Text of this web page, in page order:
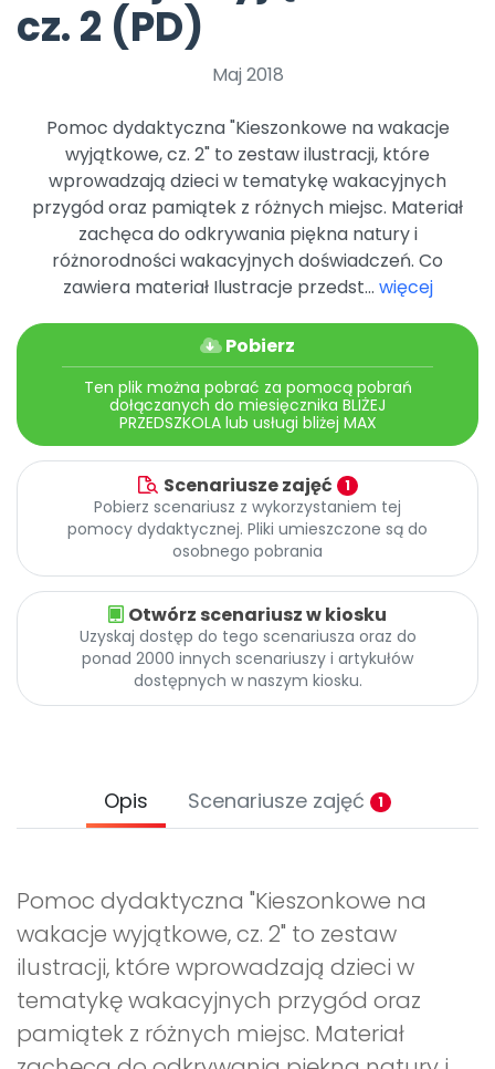
Archiwalne numery
Promocje
cz. 2 (PD)
Maj 2018
Pomoc dydaktyczna "Kieszonkowe na wakacje
wyjątkowe, cz. 2" to zestaw ilustracji, które
wprowadzają dzieci w tematykę wakacyjnych
przygód oraz pamiątek z różnych miejsc. Materiał
zachęca do odkrywania piękna natury i
różnorodności wakacyjnych doświadczeń. Co
zawiera materiał Ilustracje przedst... więcej
Pobierz
Ten plik można pobrać za pomocą pobrań
dołączanych do miesięcznika BLIŻEJ
PRZEDSZKOLA lub usługi bliżej MAX
Scenariusze zajęć 1
Pobierz scenariusz z wykorzystaniem tej
pomocy dydaktycznej. Pliki umieszczone są do
osobnego pobrania
Otwórz scenariusz w kiosku
Uzyskaj dostęp do tego scenariusza oraz do
ponad 2000 innych scenariuszy i artykułów
dostępnych w naszym kiosku.
Opis Scenariusze zajęć 1
Pomoc dydaktyczna "Kieszonkowe na
wakacje wyjątkowe, cz. 2" to zestaw
ilustracji, które wprowadzają dzieci w
tematykę wakacyjnych przygód oraz
pamiątek z różnych miejsc. Materiał